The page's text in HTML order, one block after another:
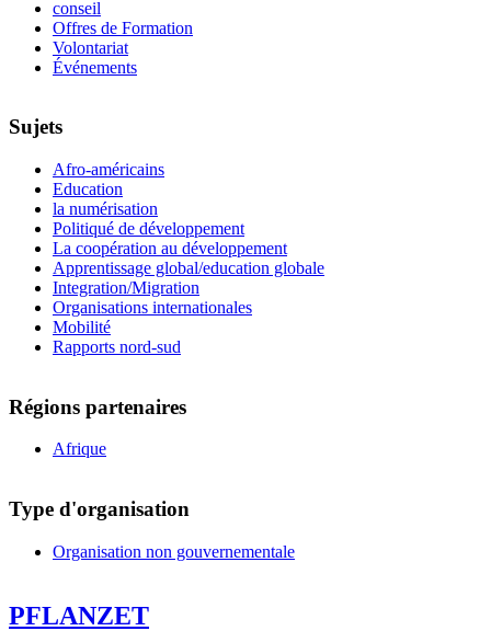
conseil
Offres de Formation
Volontariat
Événements
Sujets
Afro-américains
Education
la numérisation
Politiqué de développement
La coopération au développement
Apprentissage global/education globale
Integration/Migration
Organisations internationales
Mobilité
Rapports nord-sud
Régions partenaires
Afrique
Type d'organisation
Organisation non gouvernementale
PFLANZET